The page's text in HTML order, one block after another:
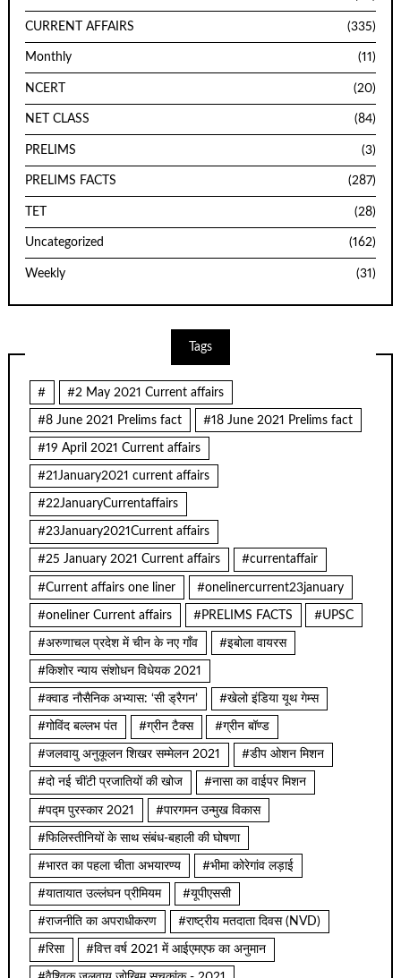
CURRENT AFFAIRS (335)
Monthly (11)
NCERT (20)
NET CLASS (84)
PRELIMS (3)
PRELIMS FACTS (287)
TET (28)
Uncategorized (162)
Weekly (31)
Tags
# #2 May 2021 Current affairs
#8 June 2021 Prelims fact #18 June 2021 Prelims fact
#19 April 2021 Current affairs
#21January2021 current affairs
#22JanuaryCurrentaffairs
#23January2021Current affairs
#25 January 2021 Current affairs #currentaffair
#Current affairs one liner #onelinercurrent23january
#oneliner Current affairs #PRELIMS FACTS #UPSC
#अरुणाचल प्रदेश में चीन के नए गाँव #इबोला वायरस
#किशोर न्याय संशोधन विधेयक 2021
#क्वाड नौसैनिक अभ्यास: ‘सी ड्रैगन’ #खेलो इंडिया यूथ गेम्स
#गोविंद बल्लभ पंत #ग्रीन टैक्स #ग्रीन बॉण्ड
#जलवायु अनुकूलन शिखर सम्मेलन 2021 #डीप ओशन मिशन
#दो नई चींटी प्रजातियों की खोज #नासा का वाईपर मिशन
#पद्म पुरस्कार 2021 #पारगमन उन्मुख विकास
#फिलिस्तीनियों के साथ संबंध-बहाली की घोषणा
#भारत का पहला चीता अभयारण्य #भीमा कोरेगांव लड़ाई
#यातायात उल्लंघन प्रीमियम #यूपीएससी
#राजनीति का अपराधीकरण #राष्ट्रीय मतदाता दिवस (NVD)
#रिसा #वित्त वर्ष 2021 में आईएमएफ का अनुमान